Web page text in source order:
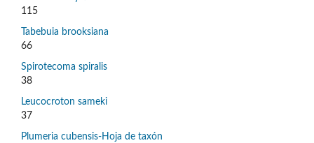
115
Tabebuia brooksiana
66
Spirotecoma spiralis
38
Leucocroton sameki
37
Plumeria cubensis-Hoja de taxón